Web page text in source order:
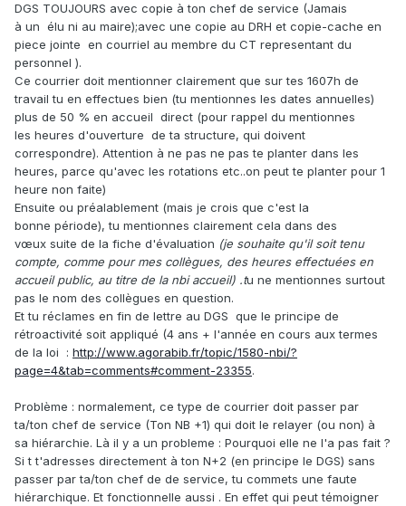
DGS TOUJOURS avec copie à ton chef de service (Jamais
à un élu ni au maire);avec une copie au DRH et copie-cache en
piece jointe en courriel au membre du CT representant du
personnel ).
Ce courrier doit mentionner clairement que sur tes 1607h de
travail tu en effectues bien (tu mentionnes les dates annuelles)
plus de 50 % en accueil direct (pour rappel du mentionnes
les heures d'ouverture de ta structure, qui doivent
correspondre). Attention à ne pas ne pas te planter dans les
heures, parce qu'avec les rotations etc..on peut te planter pour 1
heure non faite)
Ensuite ou préalablement (mais je crois que c'est la
bonne période), tu mentionnes clairement cela dans des
vœux suite de la fiche d'évaluation (je souhaite qu'il soit tenu
compte, comme pour mes collègues, des heures effectuées en
accueil public, au titre de la nbi accueil) .tu ne mentionnes surtout
pas le nom des collègues en question.
Et tu réclames en fin de lettre au DGS que le principe de
rétroactivité soit appliqué (4 ans + l'année en cours aux termes
de la loi : http://www.agorabib.fr/topic/1580-nbi/?
page=4&tab=comments#comment-23355.
Problème : normalement, ce type de courrier doit passer par
ta/ton chef de service (Ton NB +1) qui doit le relayer (ou non) à
sa hiérarchie. Là il y a un probleme : Pourquoi elle ne l'a pas fait ?
Si t t'adresses directement à ton N+2 (en principe le DGS) sans
passer par ta/ton chef de de service, tu commets une faute
hiérarchique. Et fonctionnelle aussi . En effet qui peut témoigner